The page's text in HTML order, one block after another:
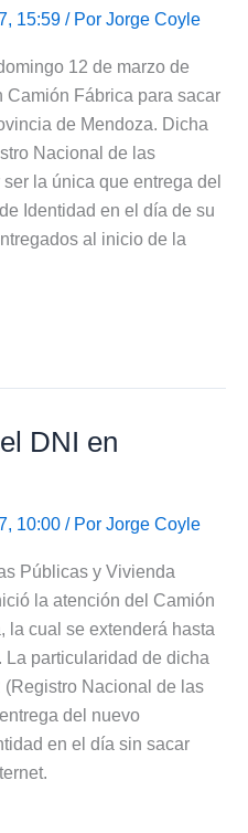
15:59 / Por Jorge Coyle
12 de marzo de
Camión Fábrica para sacar
de Mendoza. Dicha
Nacional de las
la única que entrega del
Identidad en el día de su
al inicio de la
DNI en
10:00 / Por Jorge Coyle
Públicas y Vivienda
la atención del Camión
la cual se extenderá hasta
particularidad de dicha
Nacional de las
del nuevo
en el día sin sacar